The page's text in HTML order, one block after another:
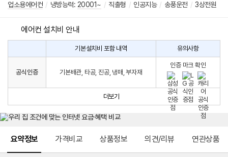
업소용에어컨 / 냉방능력: 20001~ / 직출형 / 인공지능 / 송풍운전 / 3상전원
에어컨 설치비 안내
구
시
생
는
치
컨
설
기본설치비 포함 내역 유의사항
공식인증 기본배관, 타공, 진공, 냉매, 부자재
인증 마크 확인
더보기
요약정보 가격비교 상품정보 의견/리뷰 연관상품